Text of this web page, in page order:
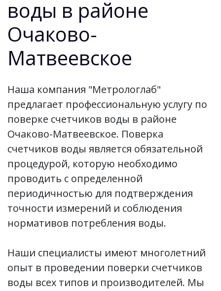
воды в районе
Очаково-
Матвеевское
Наша компания "Метрологлаб"
предлагает профессиональную услугу по
поверке счетчиков воды в районе
Очаково-Матвеевское. Поверка
счетчиков воды является обязательной
процедурой, которую необходимо
проводить с определенной
периодичностью для подтверждения
точности измерений и соблюдения
нормативов потребления воды.
Наши специалисты имеют многолетний
опыт в проведении поверки счетчиков
воды всех типов и производителей. Мы